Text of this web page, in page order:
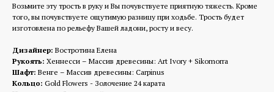
Возьмите эту трость в руку и Вы почувствуете приятную тяжесть. Кроме
того, вы почувствуете ощутимую разницу при ходьбе. Трость будет
изготовлена по рельефу Вашей ладони, росту и весу.
Дизайнер: Востротина Елена
Рукоять: Хеннесси – Массив древесины: Art Ivory + Sikomorra
Шафт: Венге – Массив древесины: Carpinus
Кольцо: Gold Flowers - Золочение 24 карата